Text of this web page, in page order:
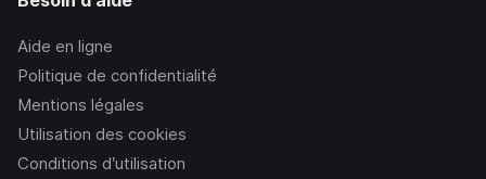
Aide en ligne
Politique de confidentialité
Mentions légales
Utilisation des cookies
Conditions d’utilisation